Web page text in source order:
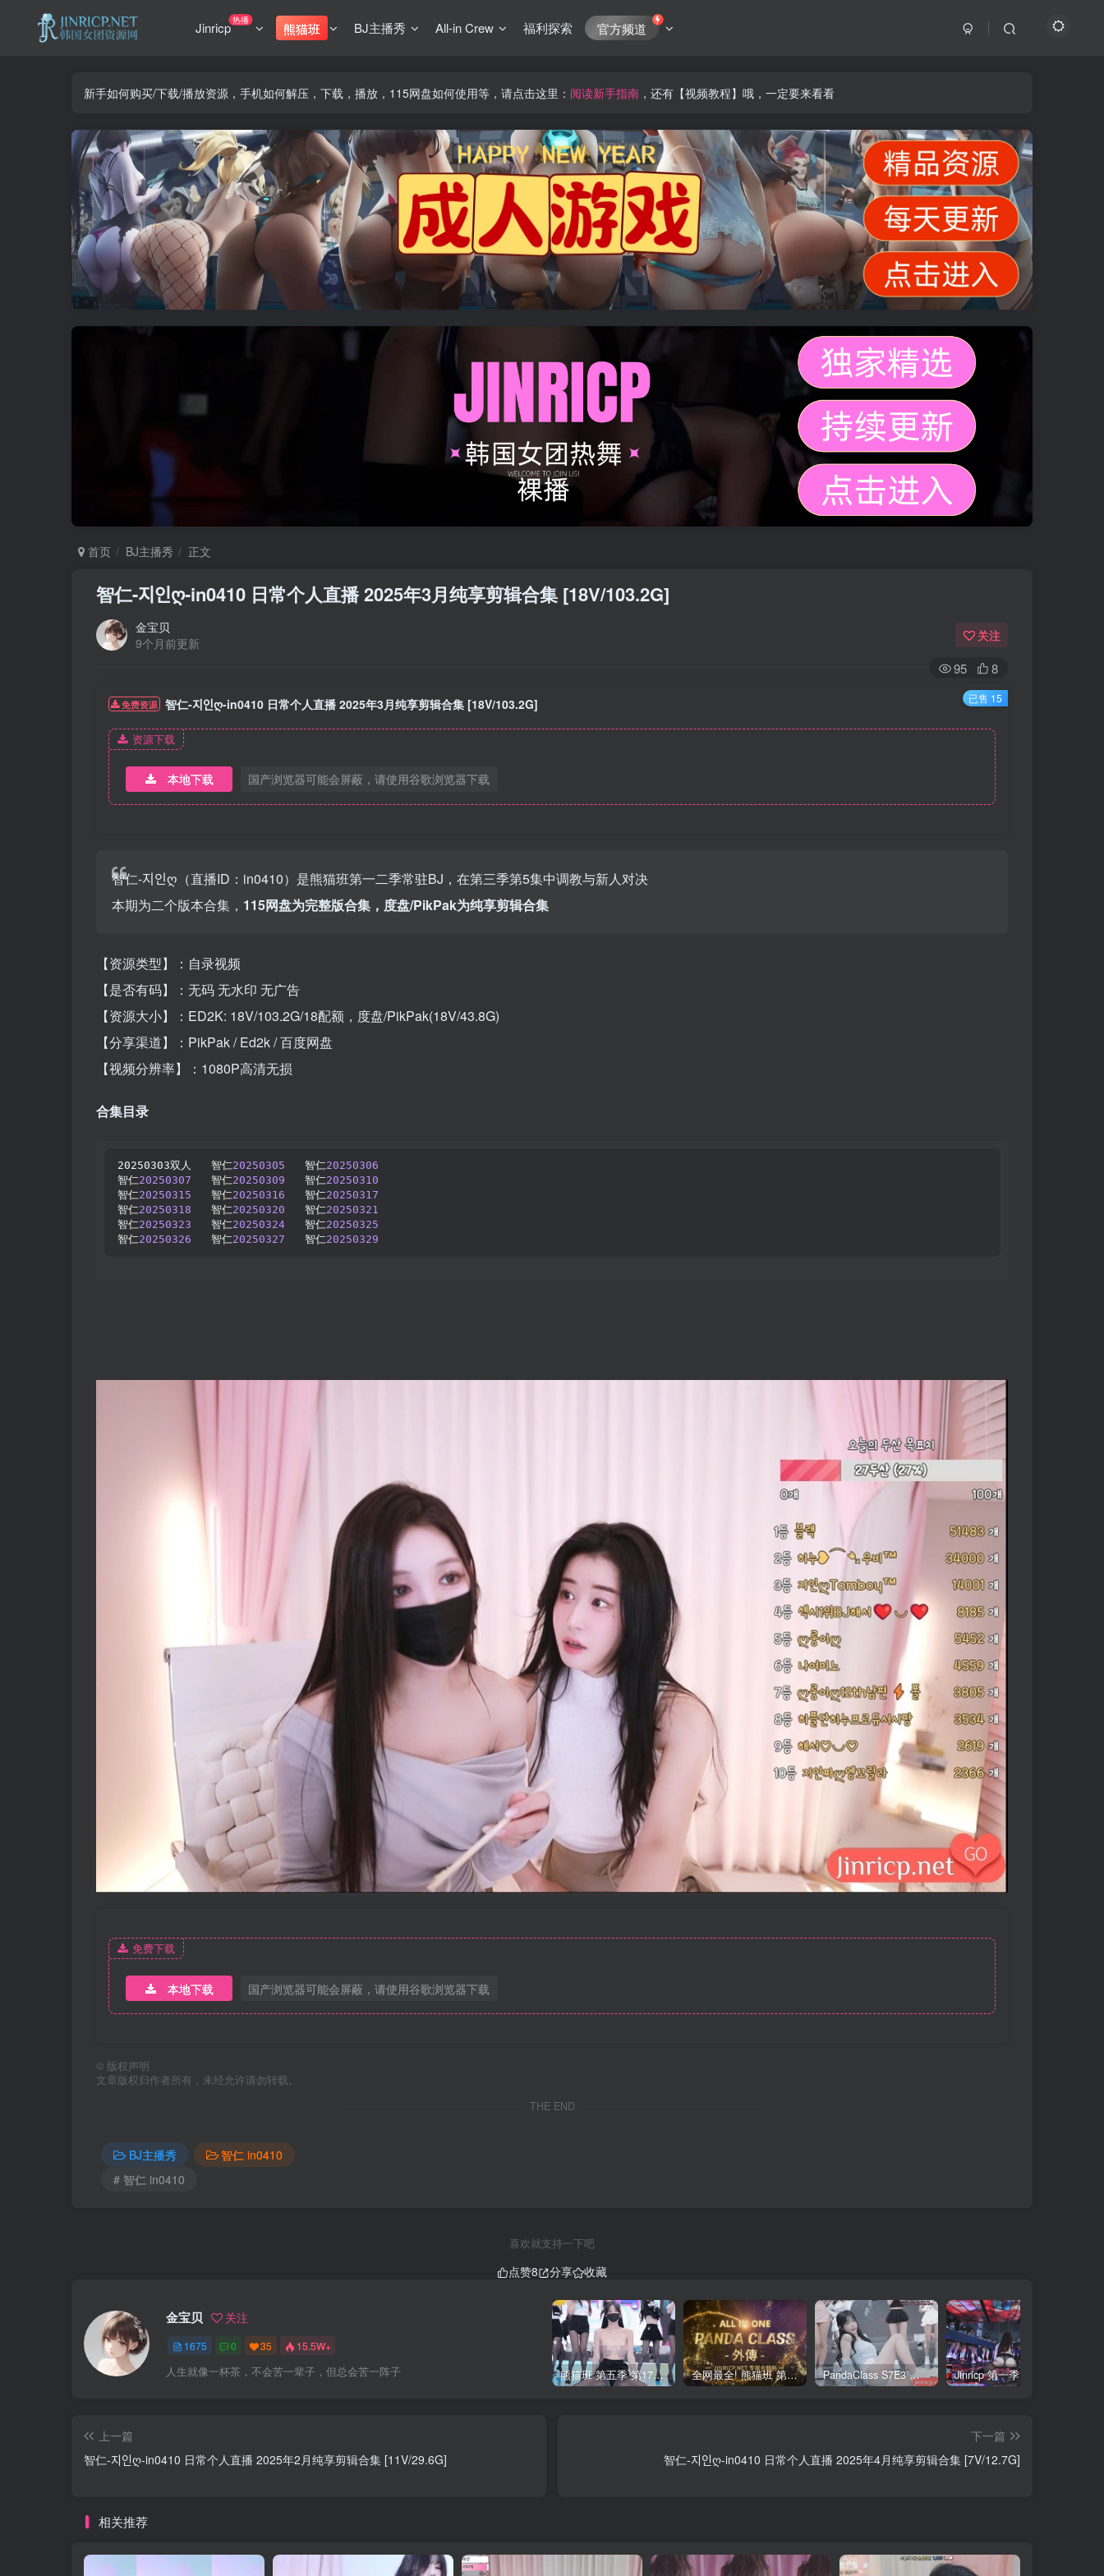
Jinricp热播
熊猫班 BJ主播秀 All-in Crew 福利探索 官方频道
新手如何购买/下载/播放资源，手机如何解压，下载，播放，115网盘如何使用等，请点击这里： 阅读新手指南 ，还有【视频教程】哦，一定要来看看
首页 BJ主播秀 正文
智仁-지인ღ-in0410 日常个人直播 2025年3月纯享剪辑合集 [18V/103.2G]
金宝贝
9个月前更新
关注
95 8
已售 15
免费资源 智仁-지인ღ-in0410 日常个人直播 2025年3月纯享剪辑合集 [18V/103.2G]
资源下载
本地下载 国产浏览器可能会屏蔽，请使用谷歌浏览器下载
智仁-지인ღ（直播ID：in0410）是熊猫班第一二季常驻BJ，在第三季第5集中调教与新人对决
本期为二个版本合集， 115网盘为完整版合集，度盘/PikPak为纯享剪辑合集
【资源类型】：自录视频
【是否有码】：无码 无水印 无广告
【资源大小】：ED2K: 18V/103.2G/18配额，度盘/PikPak(18V/43.8G)
【分享渠道】：PikPak / Ed2k / 百度网盘
【视频分辨率】：1080P高清无损
合集目录
20250303双人   智仁20250305
   智仁
20250306
智仁20250307
   智仁
20250309
   智仁
20250310
智仁20250315
   智仁
20250316
   智仁
20250317
智仁20250318
   智仁
20250320
   智仁
20250321
智仁20250323
   智仁
20250324
   智仁
20250325
智仁20250326
   智仁
20250327
   智仁
20250329
免费下载
本地下载 国产浏览器可能会屏蔽，请使用谷歌浏览器下载
© 版权声明
文章版权归作者所有，未经允许请勿转载。
THE END
BJ主播秀
智仁 in0410
# 智仁 in0410
喜欢就支持一下吧
点赞8 分享 收藏
金宝贝 关注
1675 0 35 15.5W+
人生就像一杯茶，不会苦一辈子，但总会苦一阵子 熊猫班 第五季 第17期 最终职级赛&完结 全网最全! 熊猫班 第6季 外传 SpinOff 全集 All in one 合集版 中英韩简繁字幕外挂版 PandaClass S7E3 熊猫班 第7季 第3期 二十一点日 中英韩简繁字幕
上一篇
智仁-지인ღ-in0410 日常个人直播 2025年2月纯享剪辑合集 [11V/29.6G]
下一篇
智仁-지인ღ-in0410 日常个人直播 2025年4月纯享剪辑合集 [7V/12.7G]
相关推荐